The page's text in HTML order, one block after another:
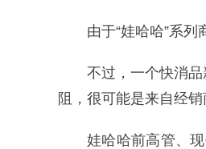
由于“娃哈哈”系
不过，一个快消
阻，很可能是来自经销
娃哈哈前高管、